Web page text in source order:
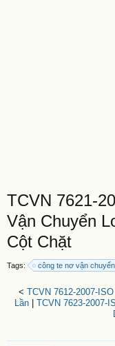
TCVN 7621-
Vận Chuyển
Cột Chặt
Tags: công te nơ vận chuyển
< TCVN 7612-2007-
Lần
TCVN 7623-2007-